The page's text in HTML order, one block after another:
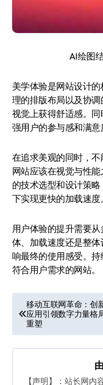
AI绘图
美学体验是网站设计
理的排版布局以及协
视觉上获得舒适感。
强用户的参与感和满意
在追求美观的同时，
网站应该在视觉与性
的技术选型和设计策
下实现更快的加载速度。
用户体验的提升需要
体、加载速度还是整
响最终的使用感受。
符合用户需求的网站。
章
导
航
移动互联网革命：创
应用引领数字力量格
重塑
由
【声明】：站长网